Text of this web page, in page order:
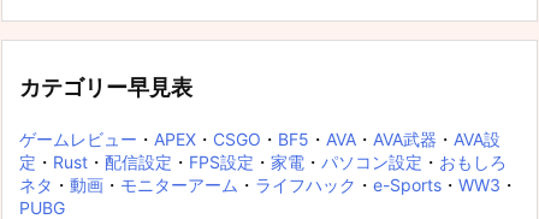
カテゴリー早見表
ゲームレビュー ・ APEX ・ CSGO ・ BF5 ・ AVA ・ AVA武器 ・ AVA設
定 ・ Rust ・ 配信設定 ・ FPS設定 ・ 家電 ・ パソコン設定 ・ おもしろ
ネタ ・ 動画 ・ モニターアーム ・ ライフハック ・ e-Sports ・ WW3 ・
PUBG